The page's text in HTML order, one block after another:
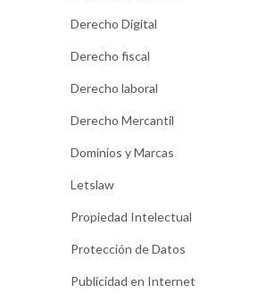
Derecho Digital
Derecho fiscal
Derecho laboral
Derecho Mercantil
Dominios y Marcas
Letslaw
Propiedad Intelectual
Protección de Datos
Publicidad en Internet